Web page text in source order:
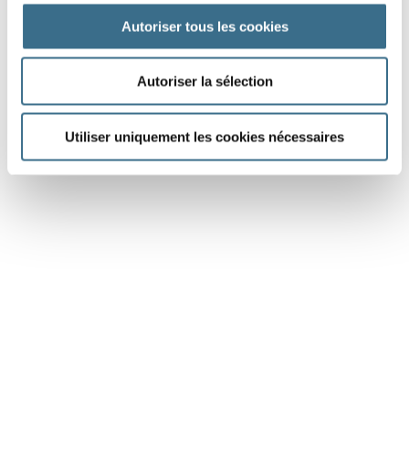
Autoriser tous les cookies
Autoriser la sélection
Utiliser uniquement les cookies nécessaires
Test de français pour élèves de 6ème - 1
10 questions de grammaire, conjugaison, orthographe et
vocabulaire pour évaluer ton niveau.